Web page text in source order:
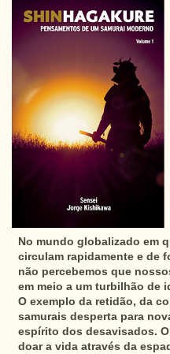
No mundo globalizado em
circulam rapidamente e de
não percebemos que
em meio a um turbilhão de
O exemplo da retidão, da
samurais desperta para
espírito dos desavisados.
doar a vida através da